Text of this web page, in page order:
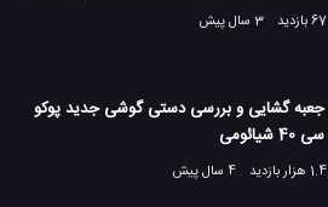
67 بازدید 3 سال پیش
جعبه گشایی و بررسی دستی گوشی جدید پوکو
سی 40 شیائومی
1.4 هزار بازدید
4 سال پیش